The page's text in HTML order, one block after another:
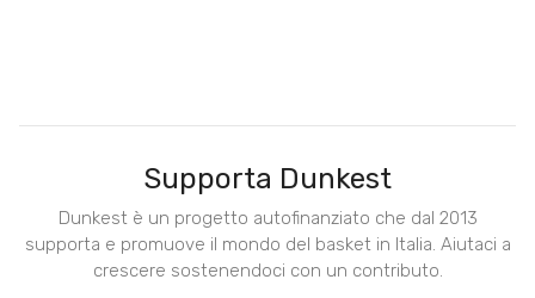
Supporta Dunkest
Dunkest è un progetto autofinanziato che dal 2013
supporta e promuove il mondo del basket in Italia. Aiutaci a
crescere sostenendoci con un contributo.